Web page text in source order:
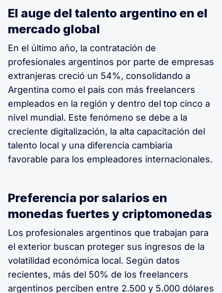
El auge del talento argentino en el
mercado global
En el último año, la contratación de
profesionales argentinos por parte de empresas
extranjeras creció un 54%, consolidando a
Argentina como el país con más freelancers
empleados en la región y dentro del top cinco a
nivel mundial. Este fenómeno se debe a la
creciente digitalización, la alta capacitación del
talento local y una diferencia cambiaria
favorable para los empleadores internacionales.
Preferencia por salarios en
monedas fuertes y criptomonedas
Los profesionales argentinos que trabajan para
el exterior buscan proteger sus ingresos de la
volatilidad económica local. Según datos
recientes, más del 50% de los freelancers
argentinos perciben entre 2.500 y 5.000 dólares